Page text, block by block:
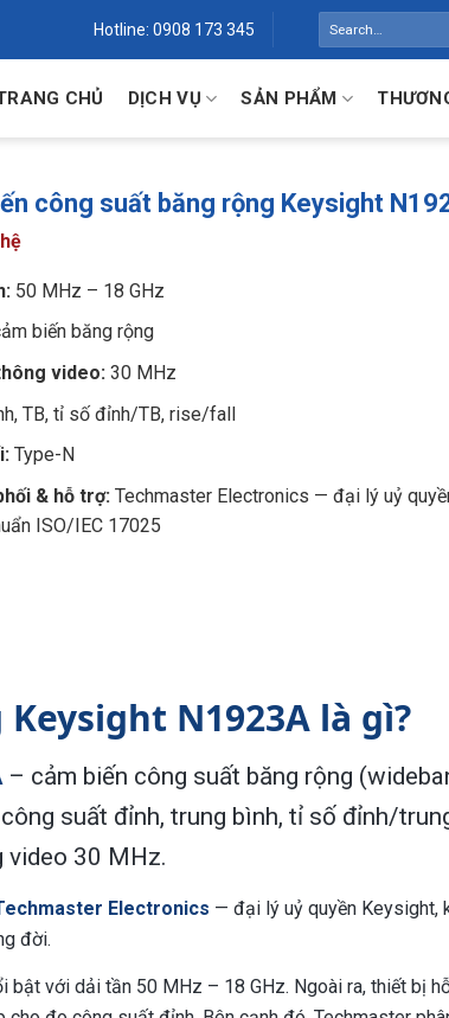
Hotline: 0908 173 345
CHỦ DỊCH VỤ SẢN PHẨM
công suất băng rộng Keysight
50 MHz – 18 GHz
biến băng rộng
video:30 MHz
TB, tỉ số đỉnh/TB, rise/fall
Type-N
& hỗ trợ: Techmaster Electronics — đại lý uỷ
ISO/IEC 17025
N1923A là gì?
– cảm biến công suất băng rộng
suất đỉnh, trung bình, tỉ số đỉnh/
video 30 MHz.
Electronics — đại lý uỷ quyền Keysight,
đời.
bật với dải tần 50 MHz – 18 GHz. Ngoài ra, thiết bị